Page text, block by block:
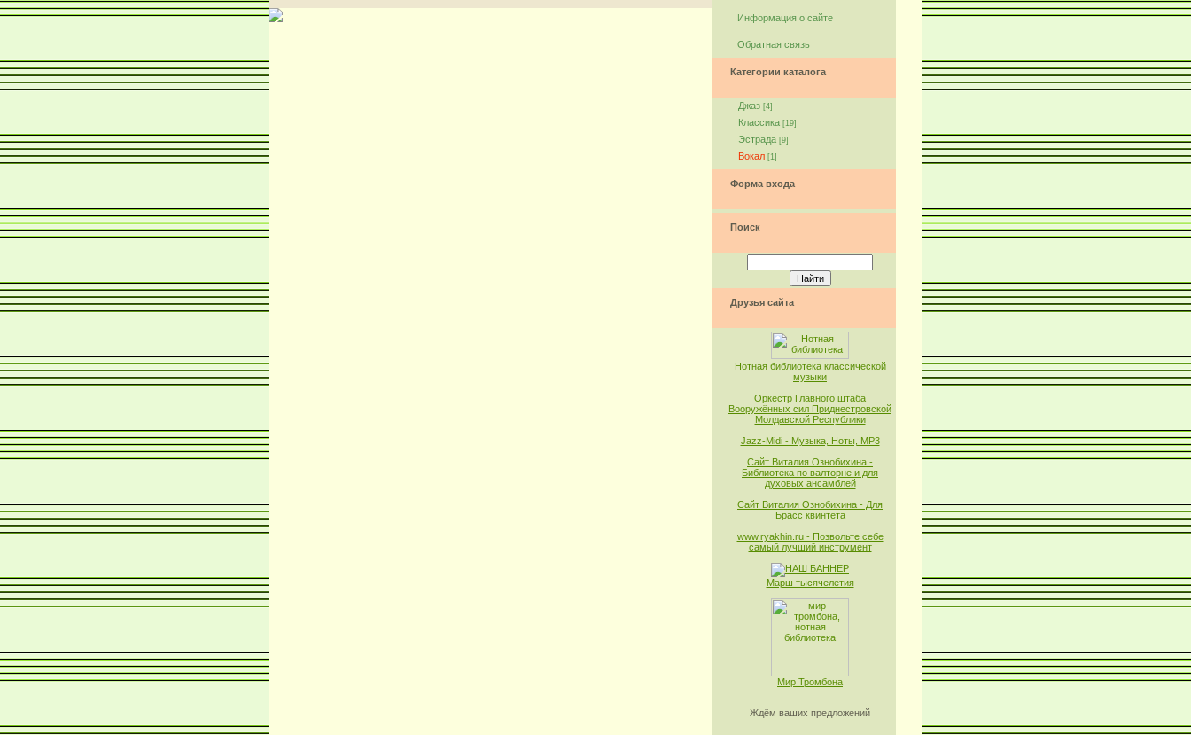
Информация о сайте
Обратная связь
Категории каталога
Джаз [4]
Классика [19]
Эстрада [9]
Вокал [1]
Форма входа
Поиск
Друзья сайта
Нотная библиотека классической
музыки
Оркестр Главного штаба
Вооружённых сил Приднестровской
Молдавской Республики
Jazz-Midi - Музыка, Ноты, MP3
Сайт Виталия Ознобихина -
Библиотека по валторне и для
духовых ансамблей
Сайт Виталия Ознобихина - Для
Брасс квинтета
www.ryakhin.ru - Позвольте себе
самый лучший инструмент
Марш тысячелетия
Мир Тромбона
Ждём ваших предложений